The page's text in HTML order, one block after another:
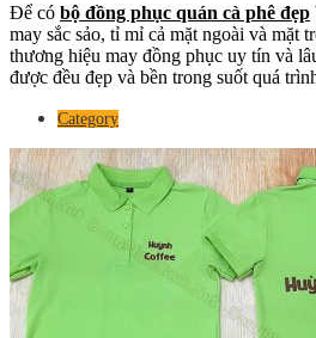
Để có bộ đồng phục quán cà phê đẹp
may sắc sảo, tỉ mỉ cả mặt ngoài và mặt
thương hiệu may đồng phục uy tín và
được đều đẹp và bền trong suốt quá
Category